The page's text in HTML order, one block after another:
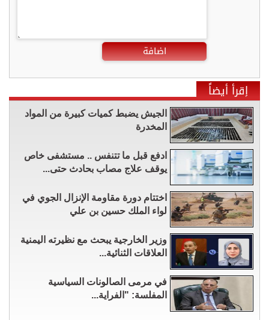
اضافة
إقرأ أيضاً
الجيش يضبط كميات كبيرة من المواد
المخدرة
ادفع قبل ما تتنفس .. مستشفى خاص
يوقف علاج مصاب بحادث حتى...
اختتام دورة مقاومة الإنزال الجوي في
لواء الملك حسين بن علي
وزير الخارجية يبحث مع نظيرته اليمنية
العلاقات الثنائية...
في مرمى الصالونات السياسية
المفلسة: "الفراية...